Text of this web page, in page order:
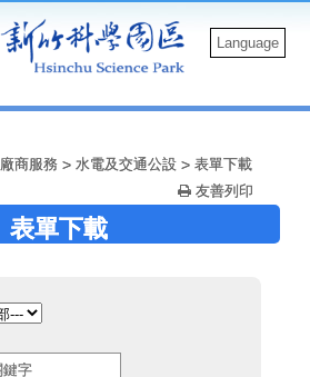
Language
廠商服務 >水電及交通公設 >表單下載
友善列印
表單下載